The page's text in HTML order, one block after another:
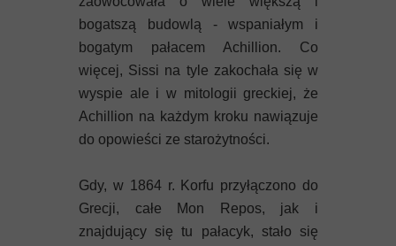
bogatszą budowlą - wspaniałym i
bogatym pałacem Achillion. Co
więcej, Sissi na tyle zakochała się w
wyspie ale i w mitologii greckiej, że
Achillion na każdym kroku nawiązuje
do opowieści ze starożytności.
Gdy, w 1864 r. Korfu przyłączono do
Grecji, całe Mon Repos, jak i
znajdujący się tu pałacyk, stało się